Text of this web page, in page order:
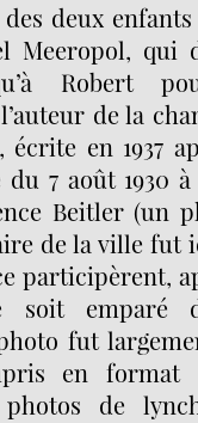
deux
Meeropol, qui
Robert
de la
écrite en 1937
7 août 1930
Beitler (un
de la ville fut
participèrent,
soit emparé
fut
en format
photos de